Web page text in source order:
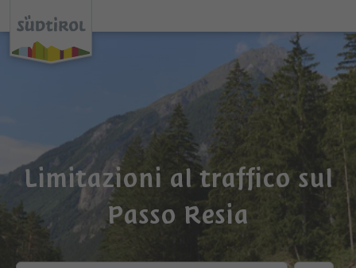
Limitazioni al traffico sul
Passo Resia